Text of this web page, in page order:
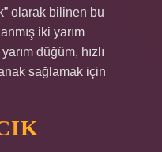
olarak bilinen bu
iki yarım
düğüm, hızlı
sağlamak için